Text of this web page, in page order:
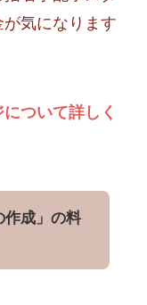
気になります
ついて詳しく
作成」の料